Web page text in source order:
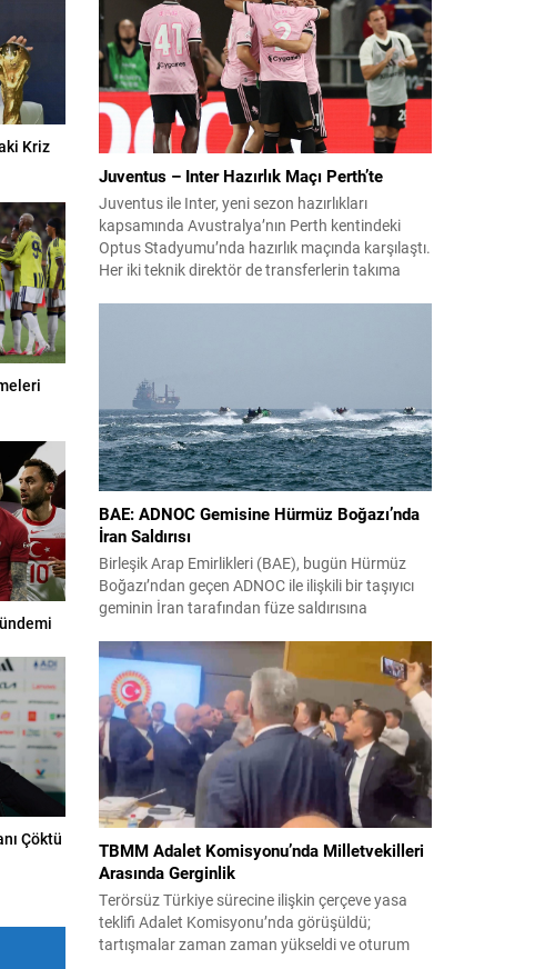
Kriz
Çöktü
Juventus – Inter Hazırlık Maçı Perth’te
Juventus ile Inter, yeni sezon hazırlıkları
kapsamında Avustralya’nın Perth kentindeki
Optus Stadyumu’nda hazırlık maçında karşılaştı.
Her iki teknik direktör de transferlerin takıma
Yıldız ilk 11’de görev alırken,...
BAE: ADNOC Gemisine Hürmüz Boğazı’nda
İran Saldırısı
Birleşik Arap Emirlikleri (BAE), bugün Hürmüz
Boğazı’ndan geçen ADNOC ile ilişkili bir taşıyıcı
geminin İran tarafından füze saldırısına
alındığını bildirirken saldırıyı kınadı ve Tahran’ı
korsanlıkla suçladı. WAM ajansının aktardığı ilk
açıklamada, ADNOC’a ait bir geminin sabah
saatlerinde hedef alındığı belirtildi; ilerleyen
dakikalarda ise BAE...
TBMM Adalet Komisyonu’nda Milletvekilleri
Arasında Gerginlik
Terörsüz Türkiye sürecine ilişkin çerçeve yasa
teklifi Adalet Komisyonu’nda görüşüldü;
tartışmalar zaman zaman yükseldi ve oturum